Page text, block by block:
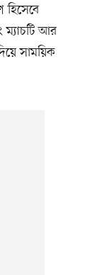
ম্যাচটি আর
সাময়িক